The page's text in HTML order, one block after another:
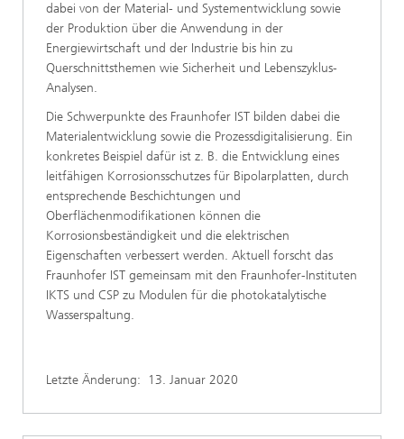
dabei von der Material- und Systementwicklung sowie
der Produktion über die Anwendung in der
Energiewirtschaft und der Industrie bis hin zu
Querschnittsthemen wie Sicherheit und Lebenszyklus-
Analysen.
Die Schwerpunkte des Fraunhofer IST bilden dabei die
Materialentwicklung sowie die Prozessdigitalisierung. Ein
konkretes Beispiel dafür ist z. B. die Entwicklung eines
leitfähigen Korrosionsschutzes für Bipolarplatten, durch
entsprechende Beschichtungen und
Oberflächenmodifikationen können die
Korrosionsbeständigkeit und die elektrischen
Eigenschaften verbessert werden. Aktuell forscht das
Fraunhofer IST gemeinsam mit den Fraunhofer-Instituten
IKTS und CSP zu Modulen für die photokatalytische
Wasserspaltung.
Letzte Änderung: 13. Januar 2020